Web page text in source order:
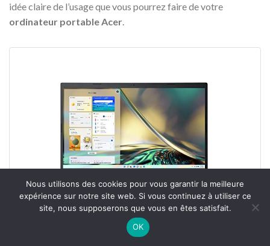
idée claire de l’usage que vous pourrez faire de votre
ordinateur portable Acer.
Nous utilisons des cookies pour vous garantir la meilleure
expérience sur notre site web. Si vous continuez à utiliser ce
site, nous supposerons que vous en êtes satisfait.
OK